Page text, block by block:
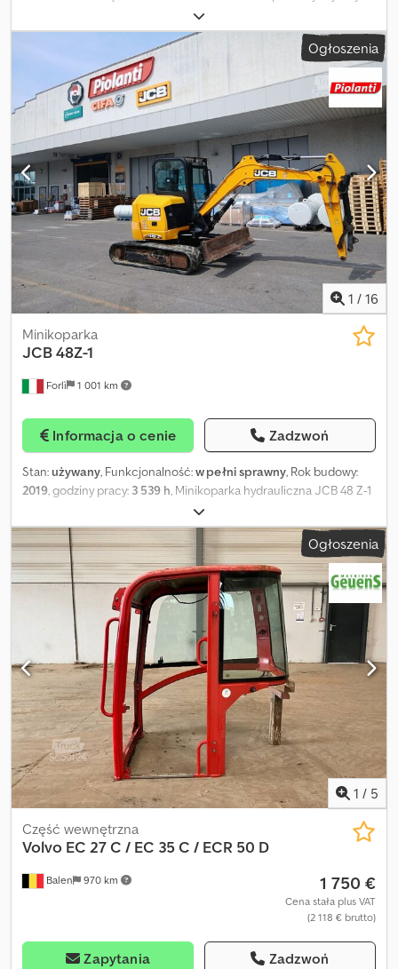
Ogłoszenia
1 / 16
Forlì 1 001 km
Minikoparka
JCB48Z-1
Informacja o cenie Zadzwoń
Stan:używany, Funkcjonalność:w pełni sprawny, Rok budowy:
2019, godziny pracy: 3 539 h, Minikoparka hydrauliczna JCB 48 Z-1
Nr seryjny: 2256 Gąsienice gumowe, lemiesz przedni Łyżka do
kopania Układ hydrauliczny Moc silnika: 35,7 kW przy 2600 obr./min
Masa robocza: 4853 kg Dcjdpoy Sgk Tsfx Abysk Przepracowane
godziny: 3539 Rok produkcji: 2019
Ogłoszenia
1 / 5
Balen 970 km
Część wewnętrzna
Volvo EC 27 C / EC 35 C / ECR 50 D
1 750 €
Cena stała plus VAT
(2 118 € brutto)
Zapytania Zadzwoń